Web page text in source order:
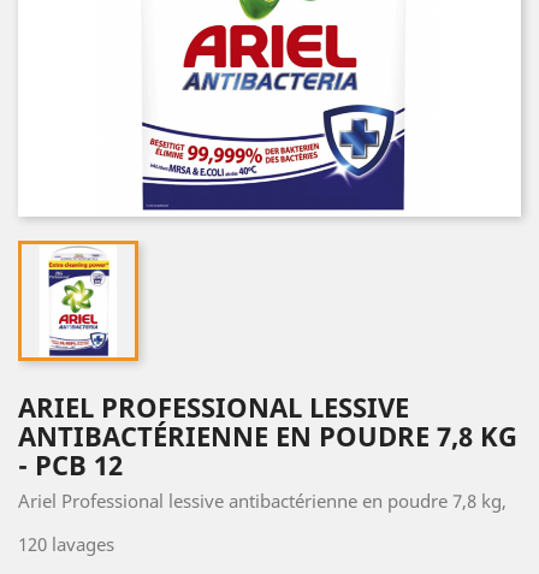
ARIEL PROFESSIONAL LESSIVE
ANTIBACTÉRIENNE EN POUDRE 7,8 KG
- PCB 12
Ariel Professional lessive antibactérienne en poudre 7,8 kg,
120 lavages